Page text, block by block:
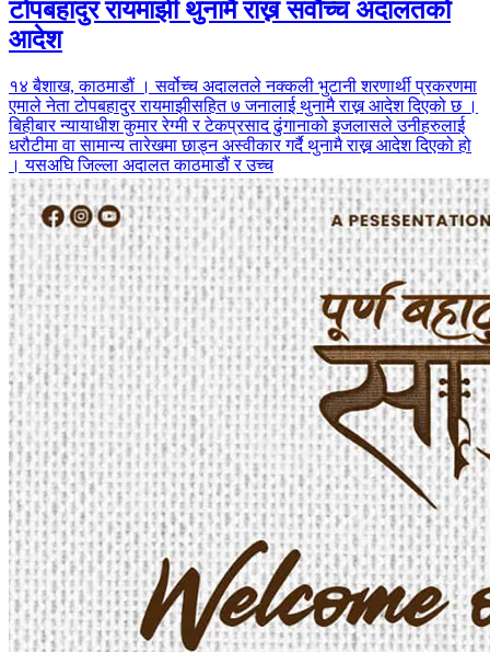
टोपबहादुर रायमाझी थुनामै राख्न सवौच्च अदालतको
आदेश
१४ बैशाख, काठमाडौं । सर्वोच्च अदालतले नक्कली भुटानी शरणार्थी प्रकरणमा
एमाले नेता टोपबहादुर रायमाझीसहित ७ जनालाई थुनामै राख्न आदेश दिएको छ ।
बिहीबार न्यायाधीश कुमार रेग्मी र टेकप्रसाद ढुंगानाको इजलासले उनीहरुलाई
धरौटीमा वा सामान्य तारेखमा छाड्न अस्वीकार गर्दै थुनामै राख्न आदेश दिएको हो
। यसअघि जिल्ला अदालत काठमाडौं र उच्च